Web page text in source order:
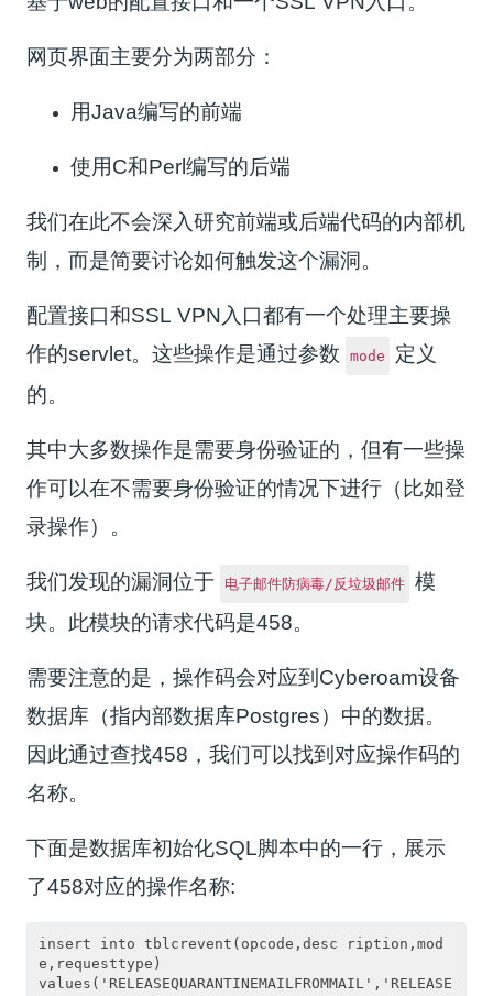
网页界面主要分为两部分：
用Java编写的前端
使用C和Perl编写的后端
我们在此不会深入研究前端或后端代码的内部机
制，而是简要讨论如何触发这个漏洞。
配置接口和SSL VPN入口都有一个处理主要操
作的servlet。这些操作是通过参数
mode
定义
的。
其中大多数操作是需要身份验证的，但有一些操
作可以在不需要身份验证的情况下进行（比如登
录操作）。
我们发现的漏洞位于 电子邮件防病毒/反垃圾邮件
模
块。此模块的请求代码是458。
需要注意的是，操作码会对应到Cyberoam设备
数据库（指内部数据库Postgres）中的数据。
因此通过查找458，我们可以找到对应操作码的
名称。
下面是数据库初始化SQL脚本中的一行，展示
了458对应的操作名称:
insert into tblcrevent(opcode,desc ription,mod
e,requesttype)
values('RELEASEQUARANTINEMAILFROMMAIL','RELEASE